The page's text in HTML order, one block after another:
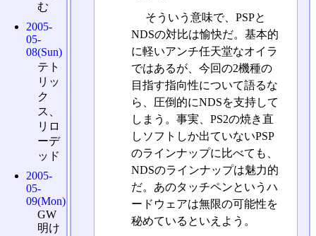
そういう意味で、PSPと
NDSの対比は愉快だ。基本的
に軽いアンチ任天堂なオイラ
ではあるが、今回の2機種の
目指す指向性について語るな
ら、圧倒的にNDSを支持して
しまう。事実、PS2の焼き直
しソフトしか出ていないPSP
のラインナップに比べても、
NDSのラインナップは魅力的
だ。あのタッチペンというハ
ードウェアは無限の可能性を
秘めているといえよう。
む
2005-
05-
08(Sun)
テト
リッ
ク
ス、
リロ
ーデ
ッド
2005-
05-
09(Mon)
GW
明け